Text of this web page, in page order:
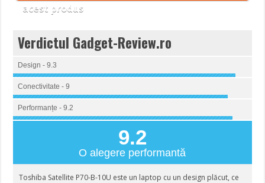
acest produs
Verdictul Gadget-Review.ro
Design - 9.3
Conectivitate - 9
Performanțe - 9.2
9.2
O alegere performantă
Toshiba Satellite P70-B-10U este un laptop cu un design plăcut, ce